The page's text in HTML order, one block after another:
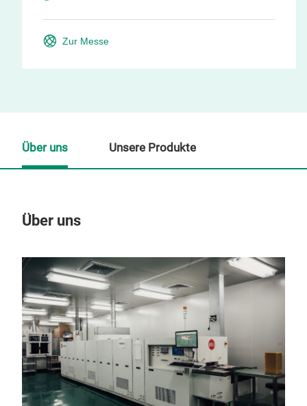
Zur Messe
Über uns
Über uns Unsere Produkte